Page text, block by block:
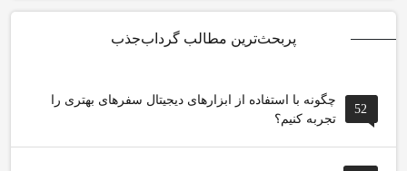
پربحث‌ترین مطالب گرداب‌جذب
52
چگونه با استفاده از ابزارهای دیجیتال سفرهای بهتری را
تجربه کنیم؟